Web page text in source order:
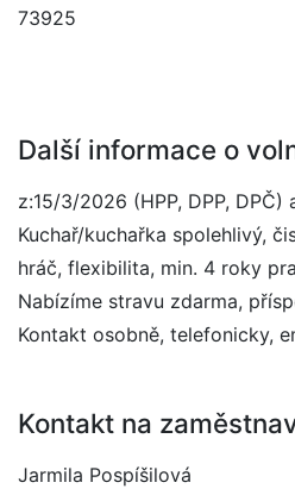
73925
Další informace o
z:15/3/2026 (HPP, DPP, DPČ)
Kuchař/kuchařka spolehlivý,
hráč, flexibilita, min. 4 roky
Nabízíme stravu zdarma,
Kontakt osobně, telefonicky,
Kontakt na
Jarmila Pospíšilová